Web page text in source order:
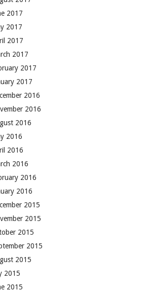
2017
2017
2017
2017
2017
2017
2016
2016
2016
2016
2016
2016
2016
2016
2015
2015
2015
2015
2015
2015
2015